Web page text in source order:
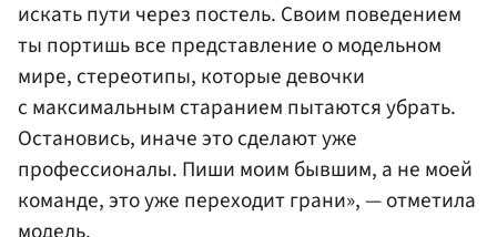
искать пути через постель. Своим поведением
ты портишь все представление о модельном
мире, стереотипы, которые девочки
с максимальным старанием пытаются убрать.
Остановись, иначе это сделают уже
профессионалы. Пиши моим бывшим, а не моей
команде, это уже переходит грани», — отметила